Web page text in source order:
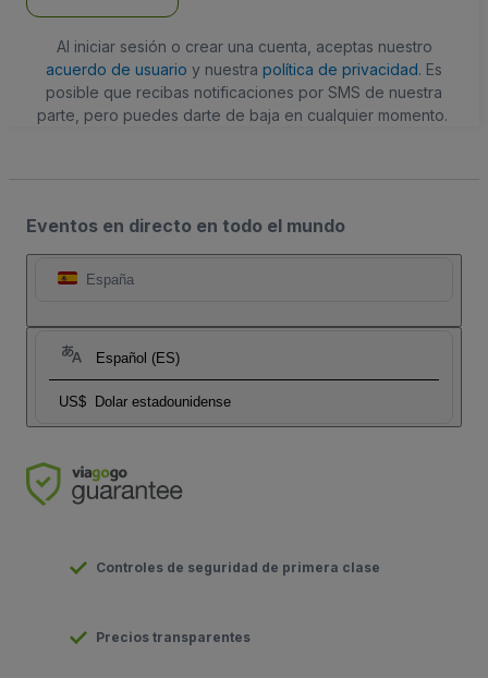
Al iniciar sesión o crear una cuenta, aceptas nuestro
acuerdo de usuario y nuestra política de privacidad. Es
posible que recibas notificaciones por SMS de nuestra
parte, pero puedes darte de baja en cualquier momento.
Eventos en directo en todo el mundo
España
Español (ES)
US$ Dolar estadounidense
Controles de seguridad de primera clase
Precios transparentes